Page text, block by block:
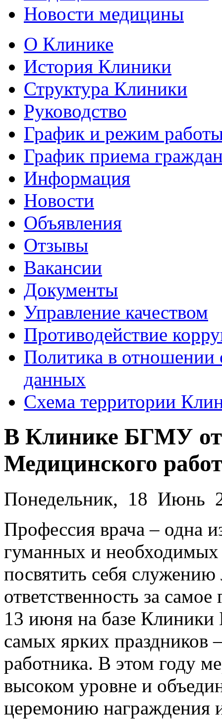
Новости медицины
О Клинике
История Клиники
Структура Клиники
Руководство
График и режим
График приема
Информация
Новости
Объявления
Отзывы
Вакансии
Документы
Управление качеством
Противодействие
Политика в отношении
данных
Схема территории
В Клинике БГМУ
Медицинского
Понедельник, 18 Июнь
Профессия врача – одна
гуманных и необходимых
посвятить себя
ответственность за
13 июня на базе
самых ярких праздников
работника. В этом году
высоком уровне и
церемонию награждения